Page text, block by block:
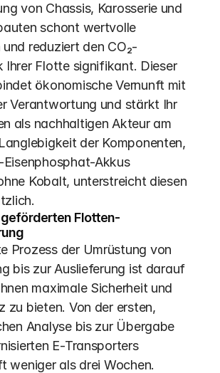
von Chassis, Karosserie und
schont wertvolle
und reduziert den CO₂-
Ihrer Flotte signifikant. Dieser
ökonomische Vernunft mit
Verantwortung und stärkt Ihr
als nachhaltigen Akteur am
der Komponenten,
Akkus
Kobalt, unterstreicht diesen
geförderten Flotten-
Prozess der Umrüstung von
bis zur Auslieferung ist darauf
maximale Sicherheit und
zu bieten. Von der ersten,
Analyse bis zur Übergabe
E-Transporters
weniger als drei Wochen.